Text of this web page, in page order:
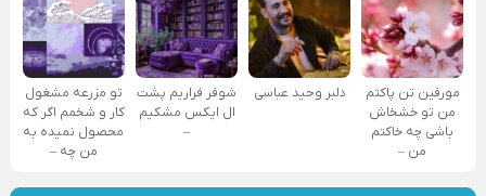
مورفین تن پاکتم
من تو خشخاش
باشی چه خاکتم
من –
دلبر وحید عباسی
شوفر فراریم پشت
ال ایکس مشکیم
–
تو مزرعه مشغول
کار و شخمم اگر که
محصول نمیده به
من چه –